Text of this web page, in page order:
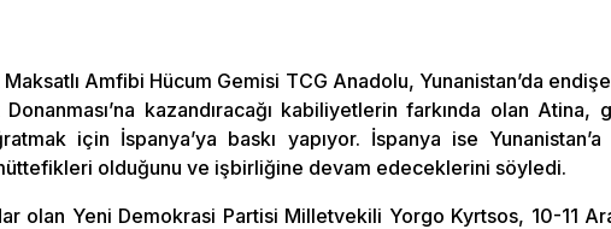
Amfibi Hücum Gemisi TCG Anadolu, Yunanistan’da
kazandıracağı kabiliyetlerin farkında olan Atina,
için İspanya’ya baskı yapıyor. İspanya ise
olduğunu ve işbirliğine devam edeceklerini söyledi.
olan Yeni Demokrasi Partisi Milletvekili Yorgo Kyrtsos, 10-11